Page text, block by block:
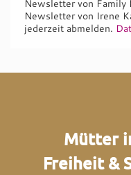
Newsletter von Family
Newsletter von Irene
jederzeit abmelden.
Mütter
Freiheit &